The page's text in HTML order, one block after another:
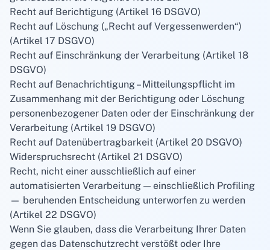
Recht auf Berichtigung (Artikel 16 DSGVO)
Recht auf Löschung („Recht auf Vergessenwerden“)
(Artikel 17 DSGVO)
Recht auf Einschränkung der Verarbeitung (Artikel 18
DSGVO)
Recht auf Benachrichtigung – Mitteilungspflicht im
Zusammenhang mit der Berichtigung oder Löschung
personenbezogener Daten oder der Einschränkung der
Verarbeitung (Artikel 19 DSGVO)
Recht auf Datenübertragbarkeit (Artikel 20 DSGVO)
Widerspruchsrecht (Artikel 21 DSGVO)
Recht, nicht einer ausschließlich auf einer
automatisierten Verarbeitung — einschließlich Profiling
— beruhenden Entscheidung unterworfen zu werden
(Artikel 22 DSGVO)
Wenn Sie glauben, dass die Verarbeitung Ihrer Daten
gegen das Datenschutzrecht verstößt oder Ihre